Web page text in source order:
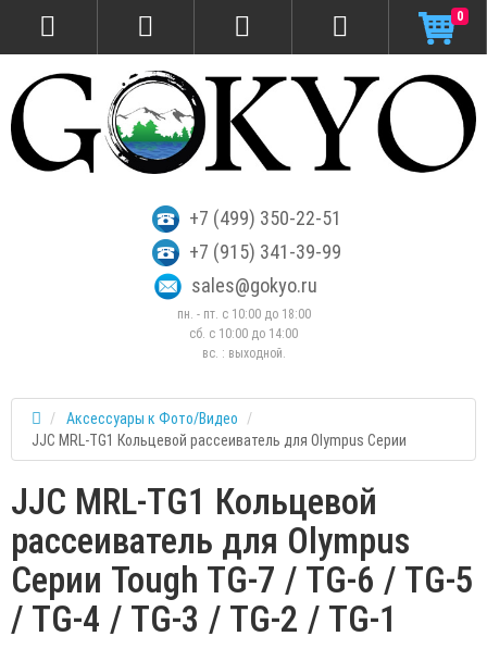
+7 (499) 350-22-51
+7 (915) 341-39-99
sales@gokyo.ru
пн. - пт. с 10:00 до 18:00
сб. c 10:00 до 14:00
вс. : выходной.
0
Аксессуары к Фото/Видео
JJC MRL-TG1 Кольцевой рассеиватель для Olympus Серии
JJC MRL-TG1 Кольцевой
рассеиватель для Olympus
Серии Tough TG-7 / TG-6 / TG-5
/ TG-4 / TG-3 / TG-2 / TG-1